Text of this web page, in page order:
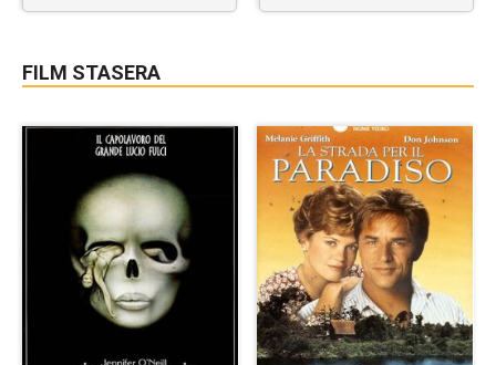
FILM STASERA